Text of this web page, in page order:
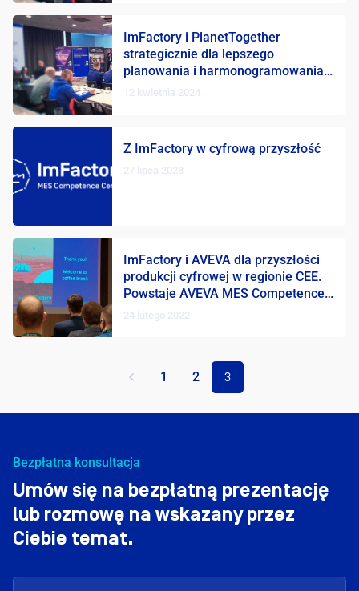
ImFactory i PlanetTogether
strategicznie dla lepszego
planowania i harmonogramowania
procesów produkcyjnych
12 kwietnia 2024
Z ImFactory w cyfrową przyszłość
27 lipca 2023
ImFactory i AVEVA dla przyszłości
produkcji cyfrowej w regionie CEE.
Powstaje AVEVA MES Competence
Center
24 lutego 2022
1 2 3
Bezpłatna konsultacja
Umów się na bezpłatną prezentację
lub rozmowę na wskazany przez
Ciebie temat.